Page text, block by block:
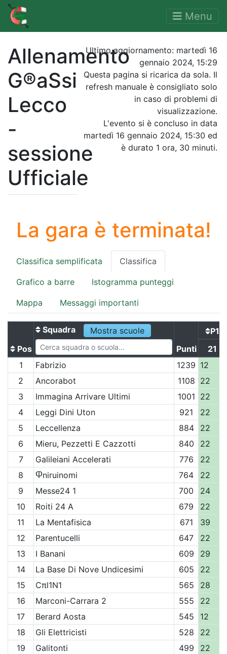
Menu
Allenamento
G®aSsi
Lecco
-
sessione
Ufficiale
Ultimo aggiornamento: martedì 16
gennaio 2024, 15:29
Questa pagina si ricarica da sola. Il
refresh manuale è consigliato solo
in caso di problemi di
visualizzazione.
L'evento si è concluso in data
martedì 16 gennaio 2024, 15:30 ed
è durato 1 ora, 30 minuti.
La gara è terminata!
Classifica semplificata Classifica
Grafico a barre Istogramma punteggi
Mappa Messaggi importanti
Pos
Squadra
Mostra scuole
Punti
P1
21
1
Fabrizio 1239 12
2
Ancorabot 1108 22
3
Immagina Arrivare Ultimi 1001 22
4
Leggi Dini Uton 921
22
5
Leccellenza 884
22
6
Mieru, Pezzetti E Cazzotti 840
22
7
Galileiani Accelerati 776
22
8
Ⴔniruinomi 764
22
9
Messe24 1 700
24
10
Roiti 24 A 679
22
11
La Mentafisica 671
39
12
Parentucelli 647
22
13
I Banani 609
29
14
La Base Di Nove Undicesimi 605
22
15
Cπl1N1 565
28
16
Marconi-Carrara 2 555
22
17
Berard Aosta 545
12
18
Gli Elettricisti 528
22
19
Galitonti 499
22